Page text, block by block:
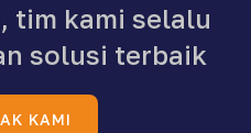
tim kami selalu
solusi terbaik
KAMI